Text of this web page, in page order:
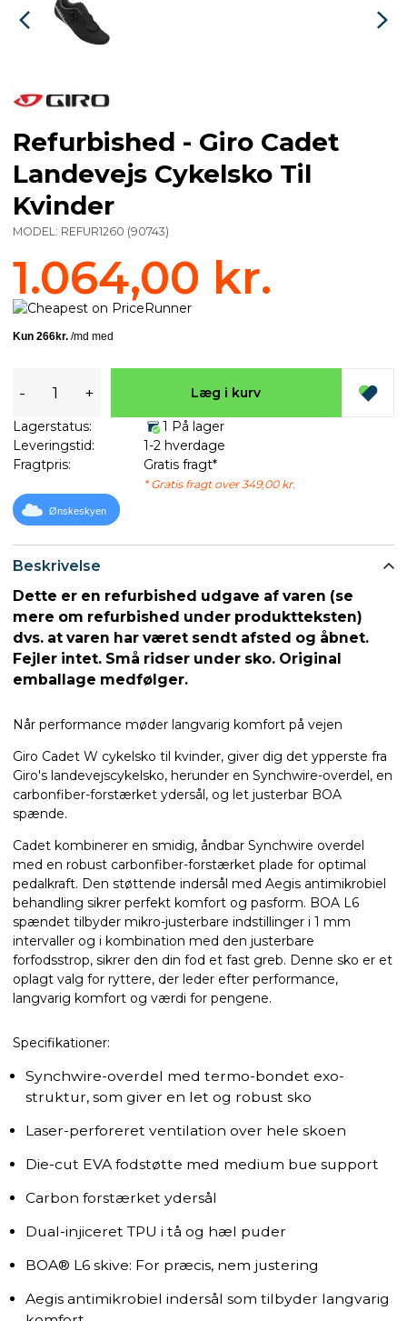
Beskrivelse
Dette er en refurbished udgave af varen (se
mere om refurbished under produktteksten)
dvs. at varen har været sendt afsted og åbnet.
Fejler intet. Små ridser under sko. Original
emballage medfølger.
Når performance møder langvarig komfort på vejen
Giro Cadet W cykelsko til kvinder, giver dig det ypperste fra
Giro's landevejscykelsko, herunder en Synchwire-overdel, en
carbonfiber-forstærket ydersål, og let justerbar BOA
spænde.
Cadet kombinerer en smidig, åndbar Synchwire overdel
med en robust carbonfiber-forstærket plade for optimal
pedalkraft. Den støttende indersål med Aegis antimikrobiel
behandling sikrer perfekt komfort og pasform. BOA L6
spændet tilbyder mikro-justerbare indstillinger i 1 mm
intervaller og i kombination med den justerbare
forfodsstrop, sikrer den din fod et fast greb. Denne sko er et
oplagt valg for ryttere, der leder efter performance,
langvarig komfort og værdi for pengene.
Specifikationer:
Synchwire-overdel med termo-bondet exo-
struktur, som giver en let og robust sko
Laser-perforeret ventilation over hele skoen
Die-cut EVA fodstøtte med medium bue support
Carbon forstærket ydersål
Dual-injiceret TPU i tå og hæl puder
BOA® L6 skive: For præcis, nem justering
Aegis antimikrobiel indersål som tilbyder langvarig
Refurbished - Giro Cadet
Landevejs Cykelsko Til
Kvinder
MODEL: REFUR1260 (90743)
1.064,00 kr.
- + Læg i kurv
Lagerstatus:
1 På lager
Leveringstid:
1-2 hverdage
Fragtpris:
Gratis fragt*
* Gratis fragt over 349,00 kr.
Ønskeskyen